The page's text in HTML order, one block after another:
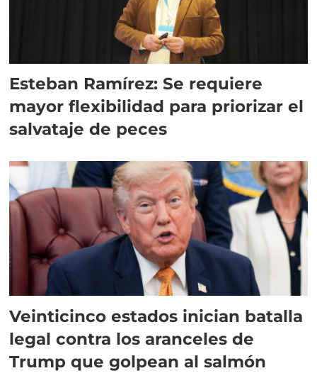
Esteban Ramírez: Se requiere
mayor flexibilidad para priorizar el
salvataje de peces
Veinticinco estados inician batalla
legal contra los aranceles de
Trump que golpean al salmón